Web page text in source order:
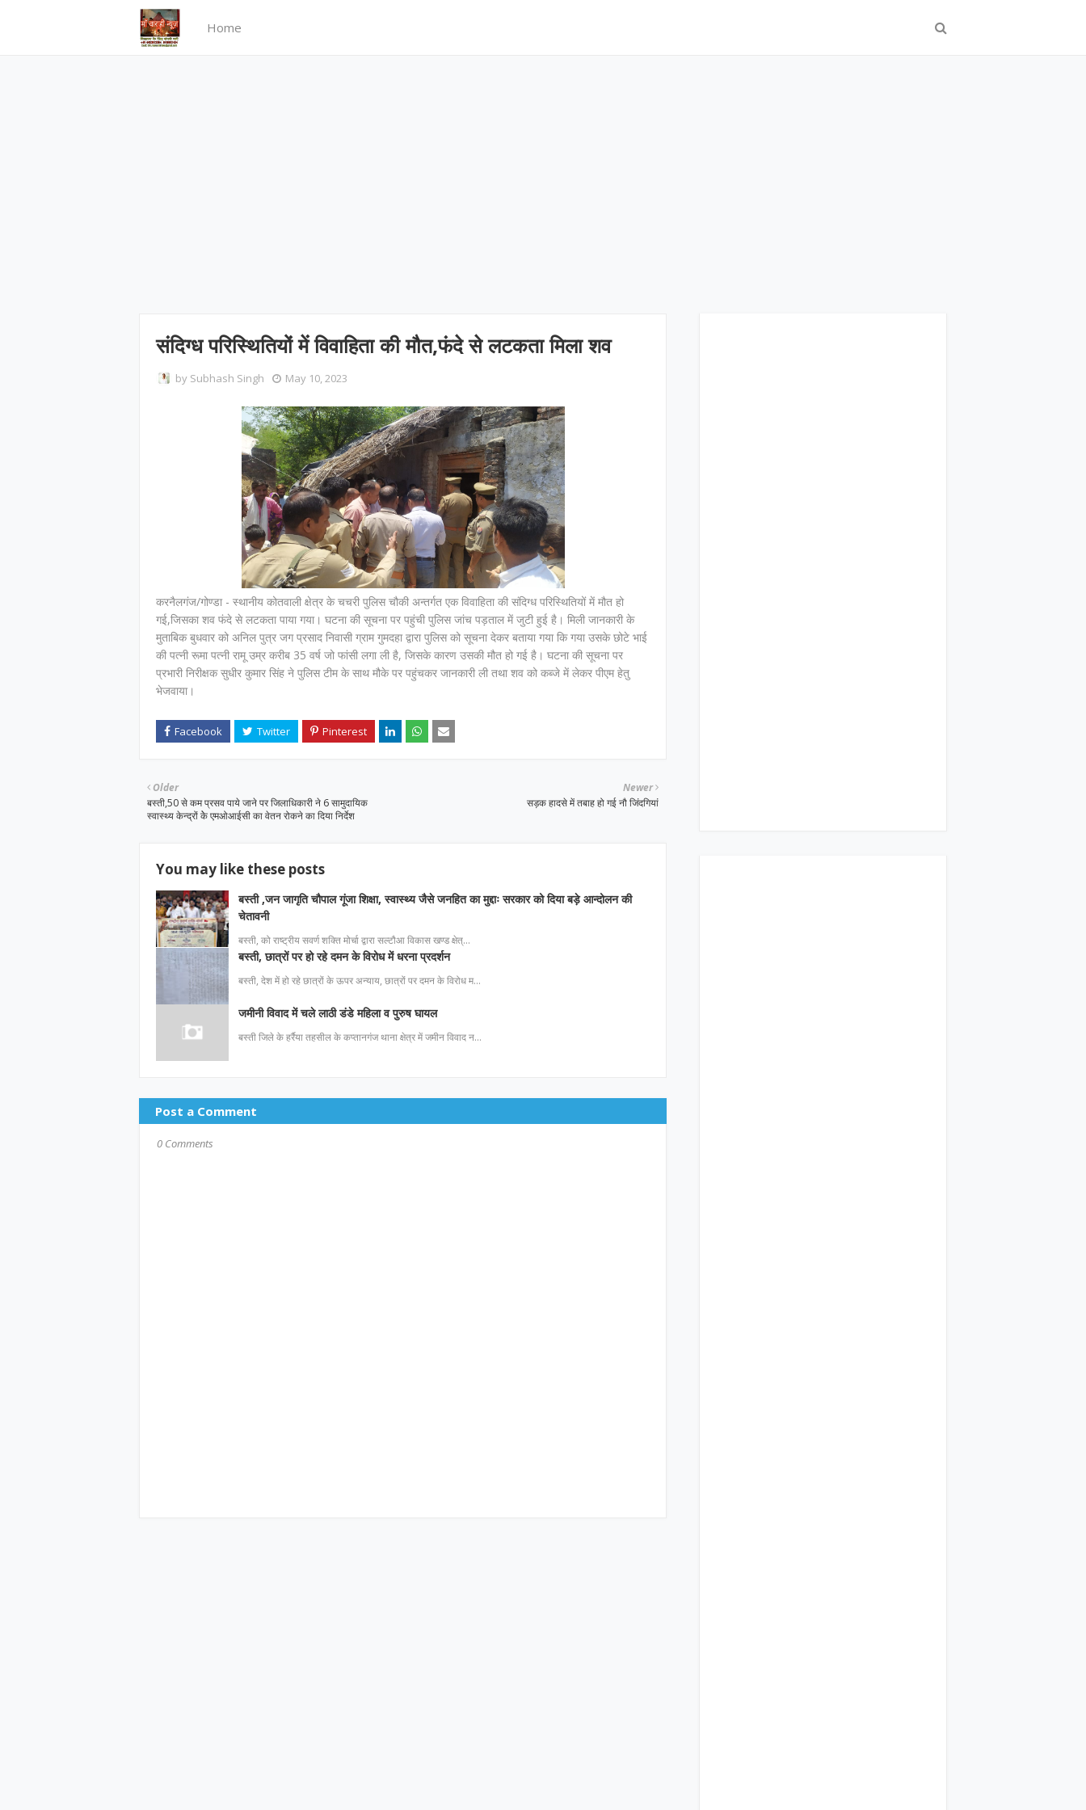
Home
संदिग्ध परिस्थितियों में विवाहिता की मौत,फंदे से लटकता मिला शव
by Subhash Singh May 10, 2023
करनैलगंज/गोण्डा - स्थानीय कोतवाली क्षेत्र के चचरी पुलिस चौकी अन्तर्गत एक विवाहिता की संदिग्ध परिस्थितियों में मौत हो
गई,जिसका शव फंदे से लटकता पाया गया। घटना की सूचना पर पहुंची पुलिस जांच पड़ताल में जुटी हुई है। मिली जानकारी के
मुताबिक बुधवार को अनिल पुत्र जग प्रसाद निवासी ग्राम गुमदहा द्वारा पुलिस को सूचना देकर बताया गया कि गया उसके छोटे भाई
की पत्नी रूमा पत्नी रामू उम्र करीब 35 वर्ष जो फांसी लगा ली है, जिसके कारण उसकी मौत हो गई है। घटना की सूचना पर
प्रभारी निरीक्षक सुधीर कुमार सिंह ने पुलिस टीम के साथ मौके पर पहुंचकर जानकारी ली तथा शव को कब्जे में लेकर पीएम हेतु
भेजवाया।
Newer
सड़क हादसे में तबाह हो गई नौ जिंदगियां
Older
बस्ती,50 से कम प्रसव पाये जाने पर जिलाधिकारी ने 6 सामुदायिक
स्वास्थ्य केन्द्रों केे एमओआईसी का वेतन रोकने का दिया निर्देश
You may like these posts
बस्ती ,जन जागृति चौपाल गूंजा शिक्षा, स्वास्थ्य जैसे जनहित का मुद्दाः सरकार को दिया बड़े आन्दोलन की
चेतावनी
बस्ती, को राष्ट्रीय सवर्ण शक्ति मोर्चा द्वारा सल्टौआ विकास खण्ड क्षेत्…
बस्ती, छात्रों पर हो रहे दमन के विरोध में धरना प्रदर्शन
बस्ती, देश में हो रहे छात्रों के ऊपर अन्याय, छात्रों पर दमन के विरोध म…
जमीनी विवाद में चले लाठी डंडे महिला व पुरुष घायल
बस्ती जिले के हर्रैया तहसील के कप्तानगंज थाना क्षेत्र में जमीन विवाद न…
Post a Comment
0 Comments